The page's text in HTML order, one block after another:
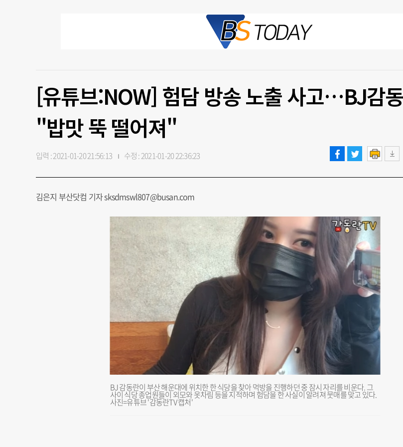
[유튜브:NOW] 험담 방송 노출 사고…BJ감
"밥맛 뚝 떨어져"
입력 : 2021-01-20 21:56:13 수정 : 2021-01-20 22:36:23
김은지 부산닷컴 기자 sksdmswl807@busan.com
BJ 감동란이 부산 해운대에 위치한 한 식당을 찾아 먹방을 진행하던 중 잠시 자리를 비운다. 그
사이 식당 종업원들이 외모와 옷차림 등을 지적하며 험담을 한 사실이 알려져 뭇매를 맞고 있다.
사진=유튜브 '감동란TV 캡처'